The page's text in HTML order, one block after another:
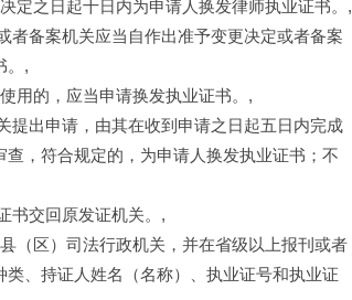
定之日起十日内为申请人换发律师执业证书。,
者备案机关应当自作出准予变更决定或者备案
。,
用的，应当申请换发执业证书。,
提出申请，由其在收到申请之日起五日内完成
，符合规定的，为申请人换发执业证书；不
书交回原发证机关。,
（区）司法行政机关，并在省级以上报刊或者
、持证人姓名（名称）、执业证号和执业证